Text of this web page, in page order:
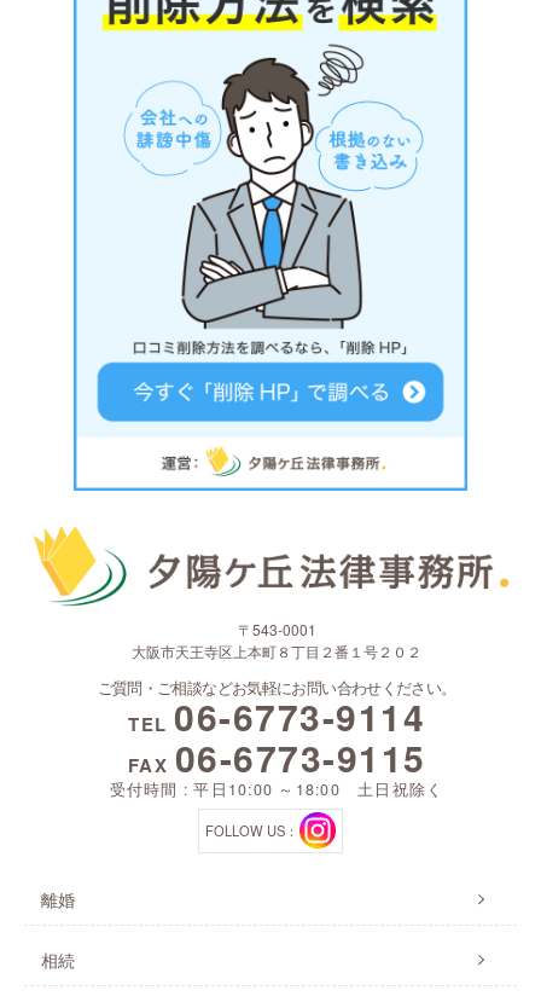
〒543-0001
大阪市天王寺区上本町８丁目２番１号２０２
ご質問・ご相談などお気軽にお問い合わせください。
TEL 06-6773-9114
FAX 06-6773-9115
受付時間 : 平日10:00 ～18:00 土日祝除く
FOLLOW US：
離婚
相続